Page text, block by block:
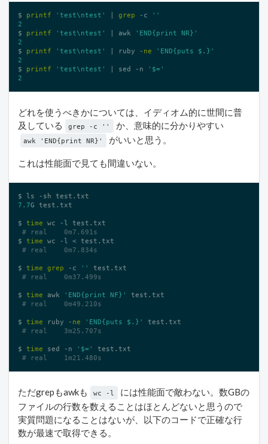
$ printf 'test\ntest' grep -c
''
2
$ printf 'test\ntest' | awk
'END{print NR}'
2
$ printf 'test\ntest' | ruby - ne
'END{puts $.}'
2
$ printf 'test\ntest' | sed -n
'$='
2
どれを使うべきかについては、イディオム的に世間に普
及している
grep -c '' か、意味的に分かりやすい
awk 'END{print NR}' がいいと思う。
これは性能面で見ても間違いない。
7.7G test.txt
$ time wc -l test.txt
# real    0m7.691s
$ time wc -l < test.txt
# real    0m7.834s
$ time grep -c ''
test.txt
# real    0m37.499s
$ time awk 'END{print NF}'
test.txt
# real    0m49.210s
$ time ruby - ne 'END{puts $.}'
test.txt
# real    3m25.707s
$ time sed -n '$='
test.txt
# real    1m21.480s
ただgrepもawkも wc -l
には性能面で敵わない。数GBの
ファイルの行数を数えることはほとんどないと思うので
実質問題になることはないが、以下のコードで正確な行
数が最速で取得できる。